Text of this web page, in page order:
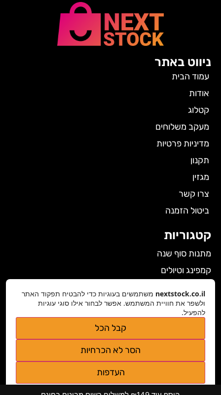
ניווט באתר
עמוד הבית
אודות
קטלוג
מעקב משלוחים
מדיניות פרטיות
תקנון
מגזין
צרו קשר
ביטול הזמנה
קטגוריות
מתנות סוף שנה
קמפינג וטיולים
גאדג'טים
nextstock.co.il@gmail.com
נגישות אתר
nextstock.co.il משתמשים בעוגיות כדי להבטיח תפקוד האתר
ולשפר את חוויית המשתמש. אפשר לבחור אילו סוגי עוגיות
להפעיל.
קבל הכל
הסר לא הכרחיות
העדפות